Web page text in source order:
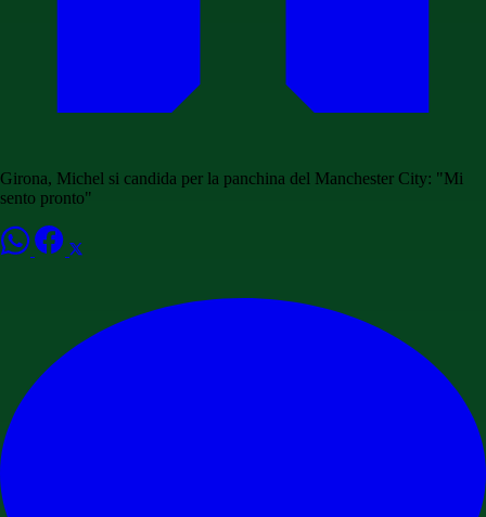
Girona, Michel si candida per la panchina del Manchester City: "Mi
sento pronto"